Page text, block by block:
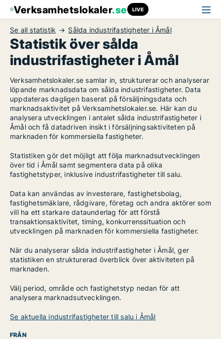
Verksamhetslokaler.se LIVE
Se all statistik Sålda industrifastigheter i Åmål
Statistik över sålda
industrifastigheter i Åmål
Verksamhetslokaler.se samlar in, strukturerar och analyserar
löpande marknadsdata om sålda industrifastigheter. Data
uppdateras dagligen baserat på försäljningsdata och
marknadsaktivitet på Verksamhetslokaler.se. Här kan du
analysera utvecklingen i antalet sålda industrifastigheter i
Åmål och få datadriven insikt i försäljningsaktiviteten på
marknaden för kommersiella fastigheter.
Statistiken gör det möjligt att följa marknadsutvecklingen
över tid i Åmål samt segmentera data på olika
fastighetstyper, inklusive industrifastigheter till salu.
Data kan användas av investerare, fastighetsbolag,
fastighetsmäklare, rådgivare, företag och andra aktörer som
vill ha ett starkare dataunderlag för att förstå
transaktionsaktivitet, timing, konkurrenssituation och
utvecklingen på marknaden för kommersiella fastigheter.
När du analyserar sålda industrifastigheter i Åmål, ger
statistiken en strukturerad överblick över aktiviteten på
marknaden.
Välj period, område och fastighetstyp nedan för att
analysera marknadsutvecklingen.
Se aktuella industrifastigheter till salu i Åmål
FRÅN